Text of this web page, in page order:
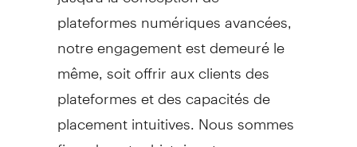
plateformes numériques avancées,
notre engagement est demeuré le
même, soit offrir aux clients des
plateformes et des capacités de
placement intuitives. Nous sommes